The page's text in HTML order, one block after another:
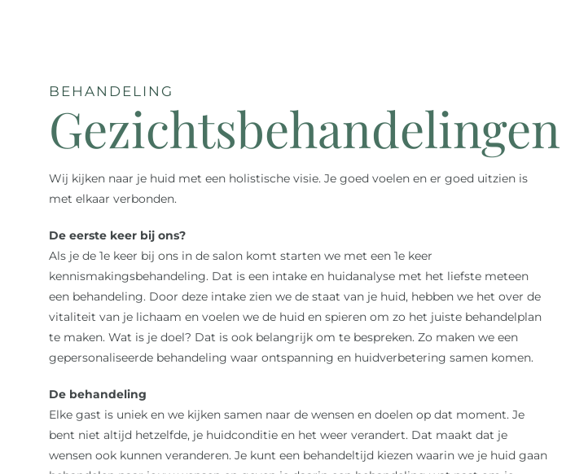
BEHANDELING
Gezichtsbehandelingen
Wij kijken naar je huid met een holistische visie. Je goed voelen en er goed uitzien is
met elkaar verbonden.
De eerste keer bij ons?
Als je de 1e keer bij ons in de salon komt starten we met een 1e keer
kennismakingsbehandeling. Dat is een intake en huidanalyse met het liefste meteen
een behandeling. Door deze intake zien we de staat van je huid, hebben we het over de
vitaliteit van je lichaam en voelen we de huid en spieren om zo het juiste behandelplan
te maken. Wat is je doel? Dat is ook belangrijk om te bespreken. Zo maken we een
gepersonaliseerde behandeling waar ontspanning en huidverbetering samen komen.
De behandeling
Elke gast is uniek en we kijken samen naar de wensen en doelen op dat moment. Je
bent niet altijd hetzelfde, je huidconditie en het weer verandert. Dat maakt dat je
wensen ook kunnen veranderen. Je kunt een behandeltijd kiezen waarin we je huid gaan